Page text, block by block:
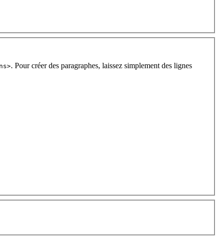
. Pour créer des paragraphes, laissez simplement des lignes